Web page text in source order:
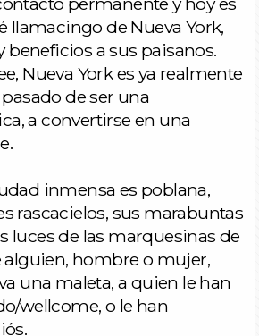
Ilamacingo de Nueva York,
beneficios a sus paisanos.
Nueva York es ya realmente
de ser una
a convertirse en una
inmensa es poblana,
rascacielos, sus marabuntas
luces de las marquesinas de
alguien, hombre o mujer,
una maleta, a quien le han
wellcome, o le han